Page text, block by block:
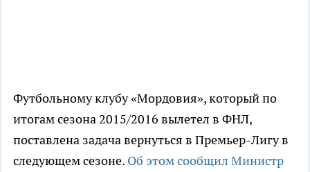
Футбольному клубу «Мордовия», который по
итогам сезона 2015/2016 вылетел в ФНЛ,
поставлена задача вернуться в Премьер-Лигу в
следующем сезоне. Об этом сообщил Министр